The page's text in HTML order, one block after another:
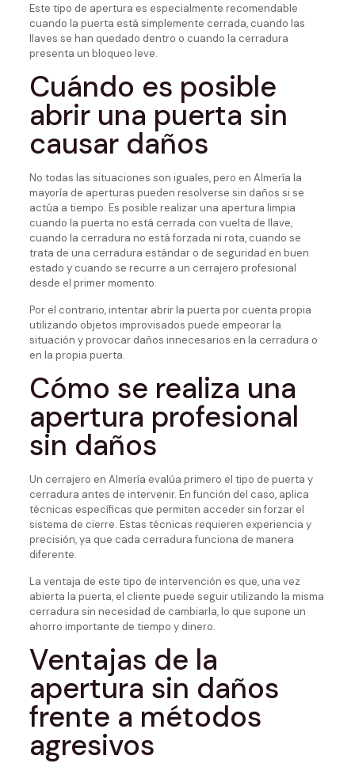
Este tipo de apertura es especialmente recomendable
cuando la puerta está simplemente cerrada, cuando las
llaves se han quedado dentro o cuando la cerradura
presenta un bloqueo leve.
Cuándo es posible
abrir una puerta sin
causar daños
No todas las situaciones son iguales, pero en Almería la
mayoría de aperturas pueden resolverse sin daños si se
actúa a tiempo. Es posible realizar una apertura limpia
cuando la puerta no está cerrada con vuelta de llave,
cuando la cerradura no está forzada ni rota, cuando se
trata de una cerradura estándar o de seguridad en buen
estado y cuando se recurre a un cerrajero profesional
desde el primer momento.
Por el contrario, intentar abrir la puerta por cuenta propia
utilizando objetos improvisados puede empeorar la
situación y provocar daños innecesarios en la cerradura o
en la propia puerta.
Cómo se realiza una
apertura profesional
sin daños
Un cerrajero en Almería evalúa primero el tipo de puerta y
cerradura antes de intervenir. En función del caso, aplica
técnicas específicas que permiten acceder sin forzar el
sistema de cierre. Estas técnicas requieren experiencia y
precisión, ya que cada cerradura funciona de manera
diferente.
La ventaja de este tipo de intervención es que, una vez
abierta la puerta, el cliente puede seguir utilizando la misma
cerradura sin necesidad de cambiarla, lo que supone un
ahorro importante de tiempo y dinero.
Ventajas de la
apertura sin daños
frente a métodos
agresivos